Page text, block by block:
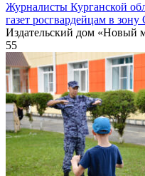
Журналисты Курганской
газет росгвардейцам в
Издательский дом «Новый
55